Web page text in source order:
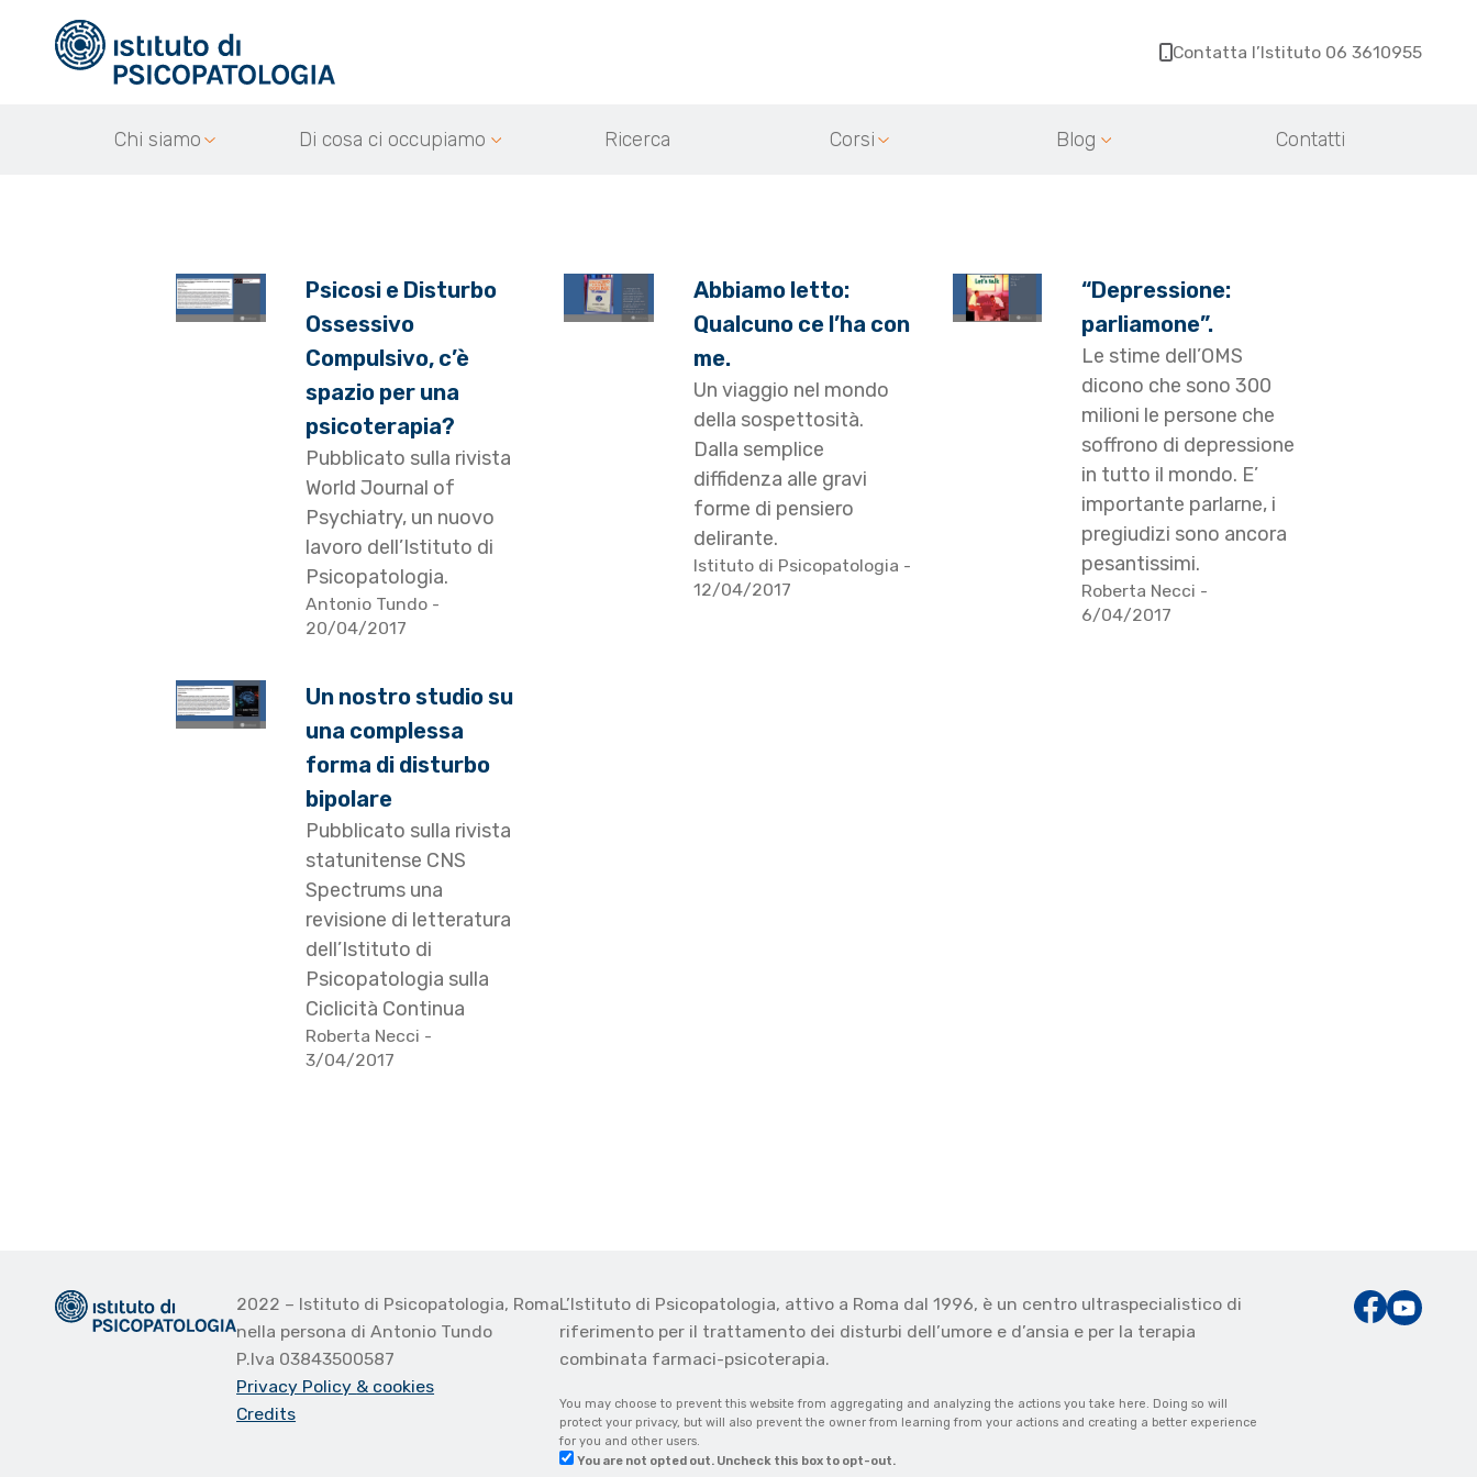
Contatta l’Istituto 06 3610955
Chi siamo Di cosa ci occupiamo Ricerca Corsi Blog Contatti
Psicosi e Disturbo
Ossessivo
Compulsivo, c’è
spazio per una
psicoterapia?
Pubblicato sulla rivista
World Journal of
Psychiatry, un nuovo
lavoro dell’Istituto di
Psicopatologia.
Antonio Tundo -
20/04/2017
Abbiamo letto:
Qualcuno ce l’ha con
me.
Un viaggio nel mondo
della sospettosità.
Dalla semplice
diffidenza alle gravi
forme di pensiero
delirante.
Istituto di Psicopatologia -
12/04/2017
“Depressione:
parliamone”.
Le stime dell’OMS
dicono che sono 300
milioni le persone che
soffrono di depressione
in tutto il mondo. E’
importante parlarne, i
pregiudizi sono ancora
pesantissimi.
Roberta Necci -
6/04/2017
Un nostro studio su
una complessa
forma di disturbo
bipolare
Pubblicato sulla rivista
statunitense CNS
Spectrums una
revisione di letteratura
dell’Istituto di
Psicopatologia sulla
Ciclicità Continua
Roberta Necci -
3/04/2017
2022 – Istituto di Psicopatologia, Roma
nella persona di Antonio Tundo
P.Iva 03843500587
Privacy Policy & cookies
Credits
L’Istituto di Psicopatologia, attivo a Roma dal 1996, è un centro ultraspecialistico di
riferimento per il trattamento dei disturbi dell’umore e d’ansia e per la terapia
combinata farmaci-psicoterapia.
You may choose to prevent this website from aggregating and analyzing the actions you take here. Doing so will
protect your privacy, but will also prevent the owner from learning from your actions and creating a better experience
for you and other users.
You are not opted out. Uncheck this box to opt-out.